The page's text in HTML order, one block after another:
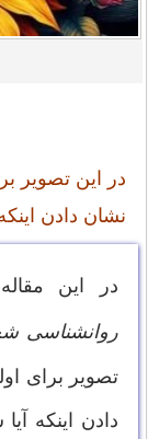
در این تصویر
نشان دادن
در این
روانشناسی
تصویر برای
دادن اینکه